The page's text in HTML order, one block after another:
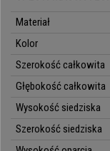
w tego typu krzesłach.
Konstrukcja ławki
nogach.
Użyte
trwałość mebla, co
do intensywnego
Model ten jest
Materiał
Kolor
Szerokość całkowita
Głębokość całkowita
Wysokość siedziska
Szerokość siedziska